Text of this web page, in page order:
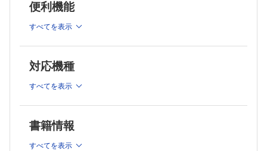
ディスカッション
あとがき
便利機能
すべてを表示
対応機種
すべてを表示
書籍情報
すべてを表示